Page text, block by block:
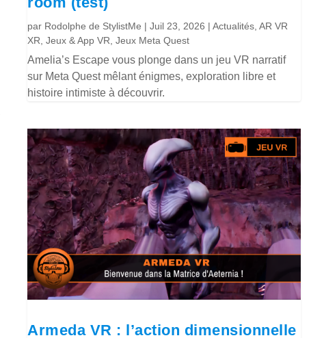
par Rodolphe de StylistMe |Juil 23, 2026 |Actualités ,AR VR
XR ,Jeux & App VR ,Jeux Meta Quest
Amelia’s Escape vous plonge dans un jeu VR narratif
sur Meta Quest mêlant énigmes, exploration libre et
histoire intimiste à découvrir.
Armeda VR : l’action dimensionnelle